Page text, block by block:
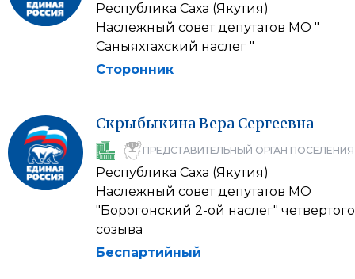
Республика Саха (Якутия)
Наслежный совет депутатов МО "
Саныяхтахский наслег "
Сторонник
СкрыбыкинаВера Сергеевна
ПРЕДСТАВИТЕЛЬНЫЙ ОРГАН ПОСЕЛЕНИЯ
Республика Саха (Якутия)
Наслежный совет депутатов МО
"Борогонский 2-ой наслег" четвертого
созыва
Беспартийный